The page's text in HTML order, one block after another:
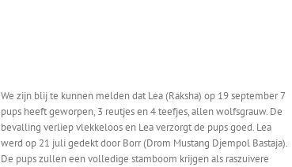
We zijn blij te kunnen melden dat Lea (Raksha) op 19 september 7
pups heeft geworpen, 3 reutjes en 4 teefjes, allen wolfsgrauw. De
bevalling verliep vlekkeloos en Lea verzorgt de pups goed. Lea
werd op 21 juli gedekt door Borr (Drom Mustang Djempol Bastaja).
De pups zullen een volledige stamboom krijgen als raszuivere